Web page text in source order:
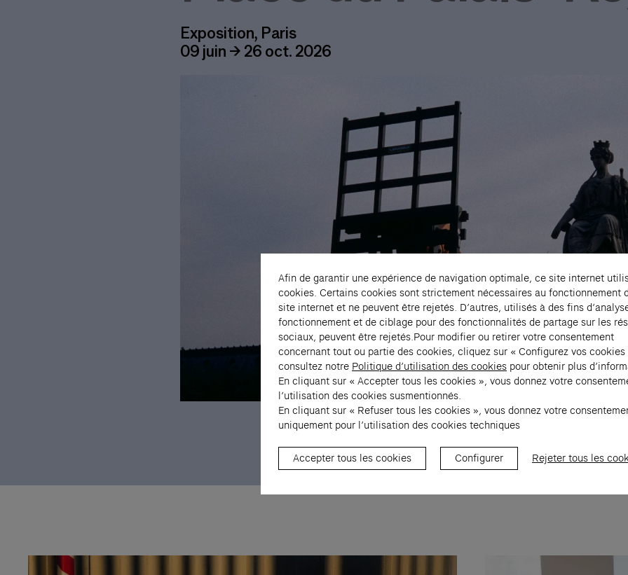
Exposition, Paris
09 juin → 26 oct. 2026
Raymond Hains, Sans titre, 1994. Copie d’exposition. Collection Fondation Cartier pour l’art contemporain ©
Hains, Adagp, Paris, 2026
Afin de garantir une expérience de navigation optimale, ce site internet
cookies. Certains cookies sont strictement nécessaires au fonctionnement
site internet et ne peuvent être rejetés. D’autres, utilisés à des fins
fonctionnement et de ciblage pour des fonctionnalités de partage sur les
sociaux, peuvent être rejetés.Pour modifier ou retirer votre consentement
concernant tout ou partie des cookies, cliquez sur « Configurez vos cookies
consultez notre Politique d’utilisation des cookies pour obtenir plus
En cliquant sur « Accepter tous les cookies », vous donnez votre
l’utilisation des cookies susmentionnés.
En cliquant sur « Refuser tous les cookies », vous donnez votre
uniquement pour l’utilisation des cookies techniques
Accepter tous les cookies Configurer Rejeter tous les